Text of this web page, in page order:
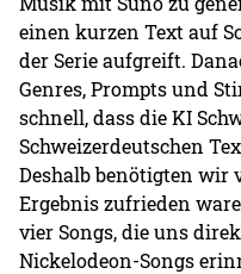
einen kurzen Text auf
der Serie aufgreift.
Genres, Prompts und
schnell, dass die KI
Schweizerdeutschen
Deshalb benötigten wir
Ergebnis zufrieden
vier Songs, die uns
Nickelodeon-Songs